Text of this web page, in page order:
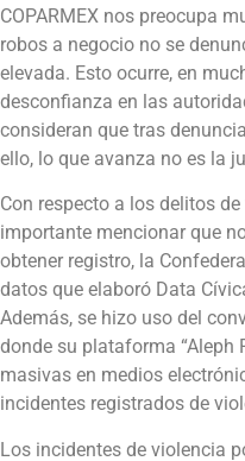
COPARMEX nos preocupa
robos a negocio no se
elevada. Esto ocurre, en
desconfianza en las
consideran que tras
ello, lo que avanza no es la
Con respecto a los delitos
importante mencionar que
obtener registro, la
datos que elaboró Data
Además, se hizo uso del
donde su plataforma “Aleph
masivas en medios
incidentes registrados de
Los incidentes de violencia